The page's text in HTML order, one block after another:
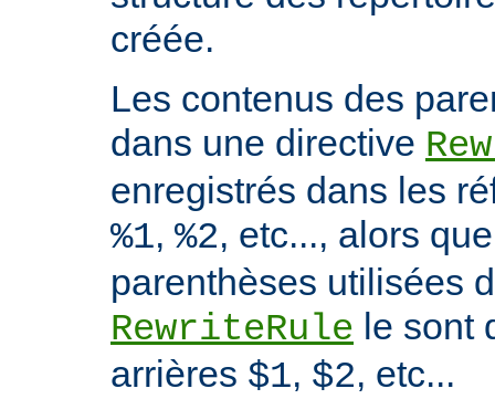
créée.
Les contenus des
dans une directive
enregistrés dans les
%1, %2, etc..., alors
parenthèses utilisées
RewriteRule le sont
arrières $1, $2, etc...